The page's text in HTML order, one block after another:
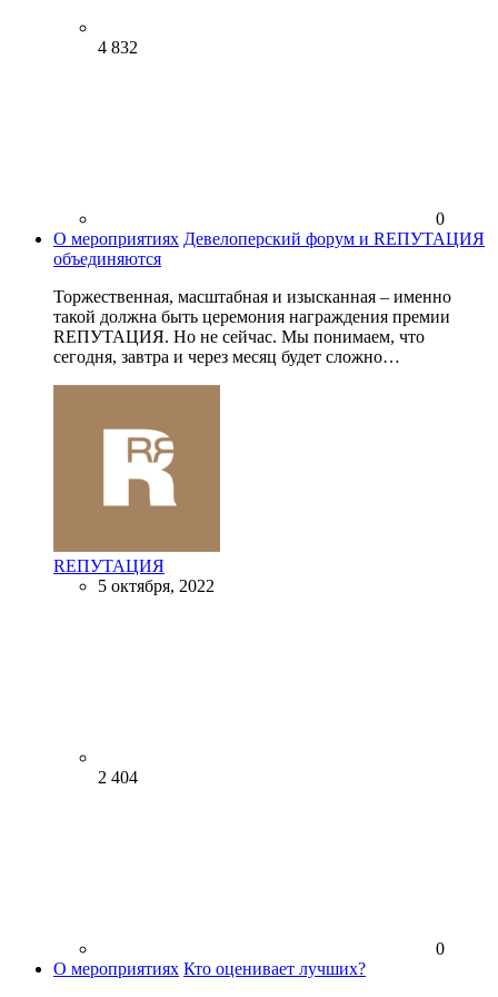
4 832
0
О мероприятиях Девелоперский форум и RЕПУТАЦИЯ
объединяются
Торжественная, масштабная и изысканная – именно
такой должна быть церемония награждения премии
RЕПУТАЦИЯ. Но не сейчас. Мы понимаем, что
сегодня, завтра и через месяц будет сложно…
RЕПУТАЦИЯ
5 октября, 2022
2 404
0
О мероприятиях Кто оценивает лучших?